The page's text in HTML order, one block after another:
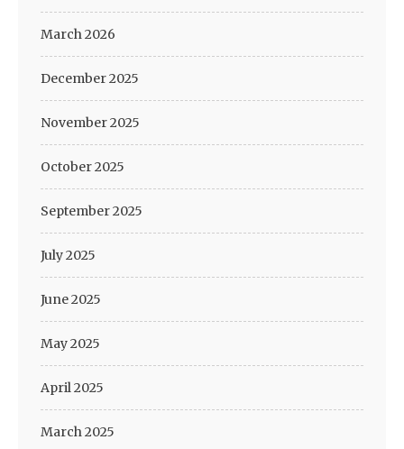
March 2026
December 2025
November 2025
October 2025
September 2025
July 2025
June 2025
May 2025
April 2025
March 2025